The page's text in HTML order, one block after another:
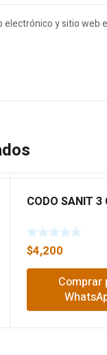
electrónico y sitio web
CODO SANIT 3
$4,200
Comprar